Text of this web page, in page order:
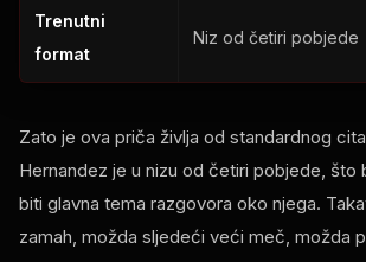
Trenutni
format
Niz od četiri pobjede
Zato je ova priča življa od standardnog
Hernandez je u nizu od četiri pobjede, što
biti glavna tema razgovora oko njega.
zamah, možda sljedeći veći meč, možda